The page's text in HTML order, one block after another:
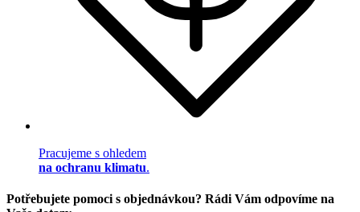
Pracujeme s ohledem
na ochranu klimatu.
Potřebujete pomoci s objednávkou? Rádi Vám odpovíme na